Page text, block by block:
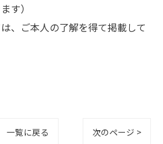
す）
、ご本人の了解を得て掲載して
一覧に戻る 次のページ >